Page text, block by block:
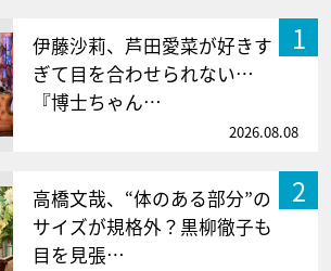
1
伊藤沙莉、芦田愛菜が好きす
ぎて目を合わせられない…
『博士ちゃん…
2026.08.08
2
高橋文哉、“体のある部分”の
サイズが規格外？黒柳徹子も
目を見張…